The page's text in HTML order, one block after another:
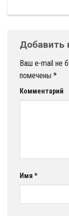
Добавить
Ваш e-mail не
помечены *
Комментарий
Имя *